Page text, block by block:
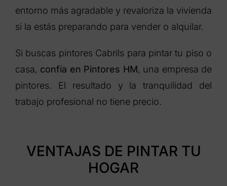
entorno más agradable y revaloriza la vivienda
si la estás preparando para vender o alquilar.
Si buscas pintores Cabrils para pintar tu piso o
casa, confía en Pintores HM, una empresa de
pintores. El resultado y la tranquilidad del
trabajo profesional no tiene precio.
VENTAJAS DE PINTAR TU
HOGAR